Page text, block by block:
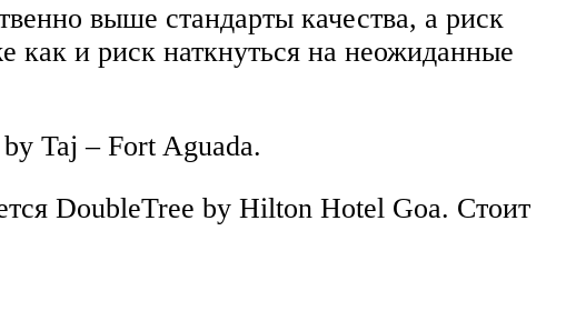
выше стандарты качества, а риск
как и риск наткнуться на неожиданные
Taj – Fort Aguada.
DoubleTree by Hilton Hotel Goa. Стоит